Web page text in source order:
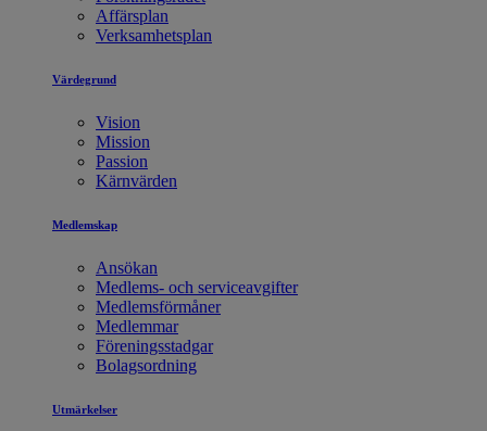
Affärsplan
Verksamhetsplan
Värdegrund
Vision
Mission
Passion
Kärnvärden
Medlemskap
Ansökan
Medlems- och serviceavgifter
Medlemsförmåner
Medlemmar
Föreningsstadgar
Bolagsordning
Utmärkelser